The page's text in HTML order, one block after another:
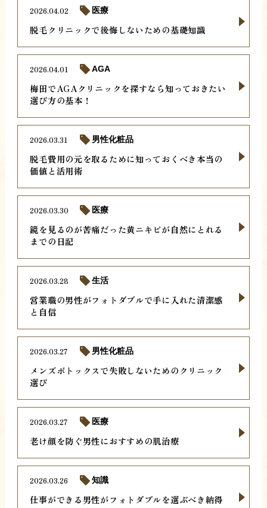
脱毛クリニックで後悔しないための基礎知識
2026.04.02 医療
梅田でAGAクリニックを探すなら知っておきたい
選び方の基本！
2026.04.01 AGA
脱毛費用の元を取るために知っておくべき本当の
価値と活用術
2026.03.31 男性化粧品
鏡を見るのが苦痛だった黄ニキビが自然にとれる
までの日記
2026.03.30 医療
営業職の男性がフォトダブルで手に入れた清潔感
と自信
2026.03.28 生活
メンズボトックスで失敗しないためのクリニック
選び
2026.03.27 男性化粧品
老け顔を防ぐ男性におすすめの肌治療
2026.03.27 医療
仕事ができる男性がフォトダブルを選ぶべき納得
2026.03.26 知識